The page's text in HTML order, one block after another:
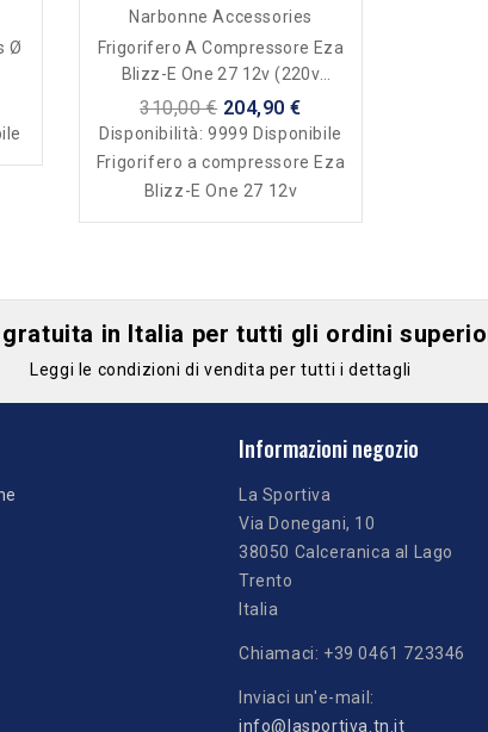
Ø
Narbonne Accessories
Frigorifero A Compressore Eza
Blizz-E One 27 12v (220v
Opzionale)
310,00 € 204,90 €
Disponibilità:9999 Disponibile
Frigorifero a compressore Eza
Blizz-E One 27 12v
in Italia per tutti gli ordini
Leggi le condizioni di vendita per tutti i dettagli
Informazioni negozio
La Sportiva
Via Donegani, 10
38050 Calceranica al Lago
Trento
Italia
Chiamaci: +39 0461 723346
Inviaci un'e-mail:
info@lasportiva.tn.it